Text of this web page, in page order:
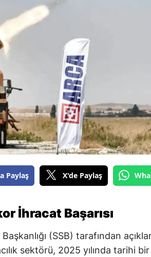
Paylaş X'de Paylaş
İhracat Başarısı
(SSB) tarafından
sektörü, 2025 yılında tarihi bir